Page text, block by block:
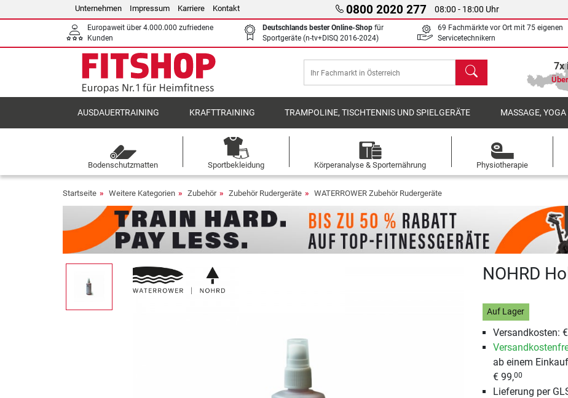
Unternehmen Impressum Karriere Kontakt 0800 2020 277 08:00 - 18:00 Uhr
Europaweit über 4.000.000 zufriedene
Kunden
Deutschlands bester Online-Shop für
Sportgeräte (n-tv+DISQ 2016-2024)
69 Fachmärkte vor Ort mit 75 eigenen
Servicetechnikern
Suchen 7x
AUSDAUERTRAINING KRAFTTRAINING TRAMPOLINE, TISCHTENNIS UND SPIELGERÄTE MASSAGE,
Bodenschutzmatten Sportbekleidung Körperanalyse & Sporternährung Physiotherapie
Startseite Weitere Kategorien Zubehör Zubehör Rudergeräte WATERROWER Zubehör Rudergeräte
NOHRD
Auf Lager
Versandkosten:
ab einem
€ 99,00
Lieferung per